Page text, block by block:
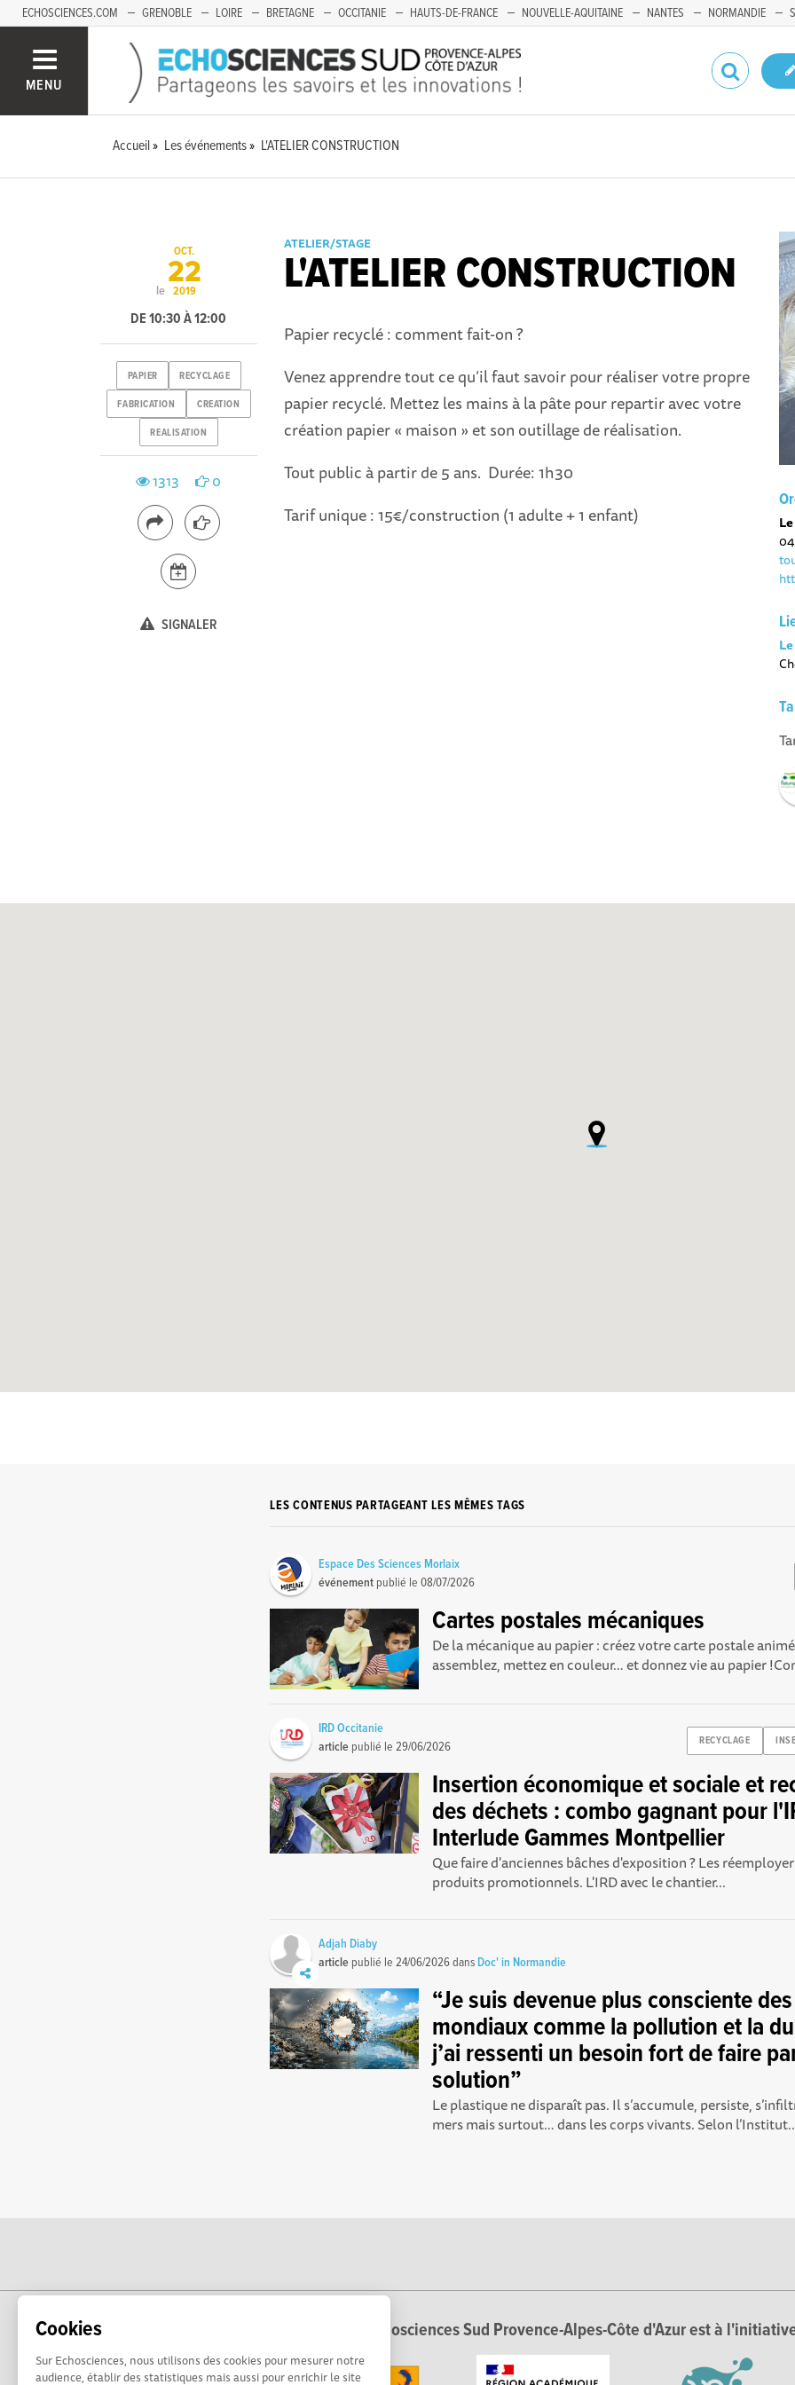
Cookies
Sur Echosciences, nous utilisons des cookies pour mesurer notre
audience, établir des statistiques mais aussi pour enrichir le site
ECHOSCIENCES.COM GRENOBLE LOIRE BRETAGNE OCCITANIE HAUTS-DE-FRANCE NOUVELLE-AQUITAINE NANTES NORMANDIE
MENU
Accueil Les événements L'ATELIER CONSTRUCTION
ATELIER/STAGE
L'ATELIER CONSTRUCTION
Papier recyclé : comment fait-on ?
Venez apprendre tout ce qu’il faut savoir pour réaliser votre propre
papier recyclé. Mettez les mains à la pâte pour repartir avec votre
création papier « maison » et son outillage de réalisation.
Tout public à partir de 5 ans. Durée: 1h30
Tarif unique : 15€/construction (1 adulte + 1 enfant)
le
OCT.
22
2019
DE 10:30 À 12:00
PAPIER RECYCLAGE
FABRICATION CREATION
REALISATION
1313 0
SIGNALER
LES CONTENUS PARTAGEANT LES MÊMES TAGS
Espace Des Sciences Morlaix
événement publié le08/07/2026
Cartes postales mécaniques
De la mécanique au papier : créez votre carte postale
assemblez, mettez en couleur… et donnez vie au papier
RECYCLAGE
IRD Occitanie
article publié le29/06/2026
Insertion économique et sociale et
des déchets : combo gagnant pour
Interlude Gammes Montpellier
Que faire d'anciennes bâches d'exposition ? Les
produits promotionnels. L'IRD avec le chantier...
Adjah Diaby
article publié le24/06/2026dans Doc' in Normandie
“Je suis devenue plus consciente
mondiaux comme la pollution et la
j’ai ressenti un besoin fort de faire
solution”
Le plastique ne disparaît pas. Il s’accumule, persiste,
mers mais surtout… dans les corps vivants. Selon
Echosciences Sud Provence-Alpes-Côte d'Azur est à